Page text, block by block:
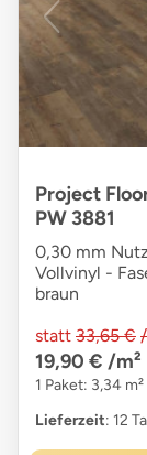
Project
PW 3881
0,30 mm
Vollvinyl -
braun
statt 33,65 €
19,90 € /m²
1 Paket: 3,34
Lieferzeit: 12